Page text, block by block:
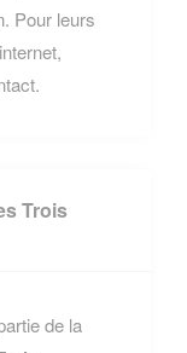
Pour leurs
Trois
de la